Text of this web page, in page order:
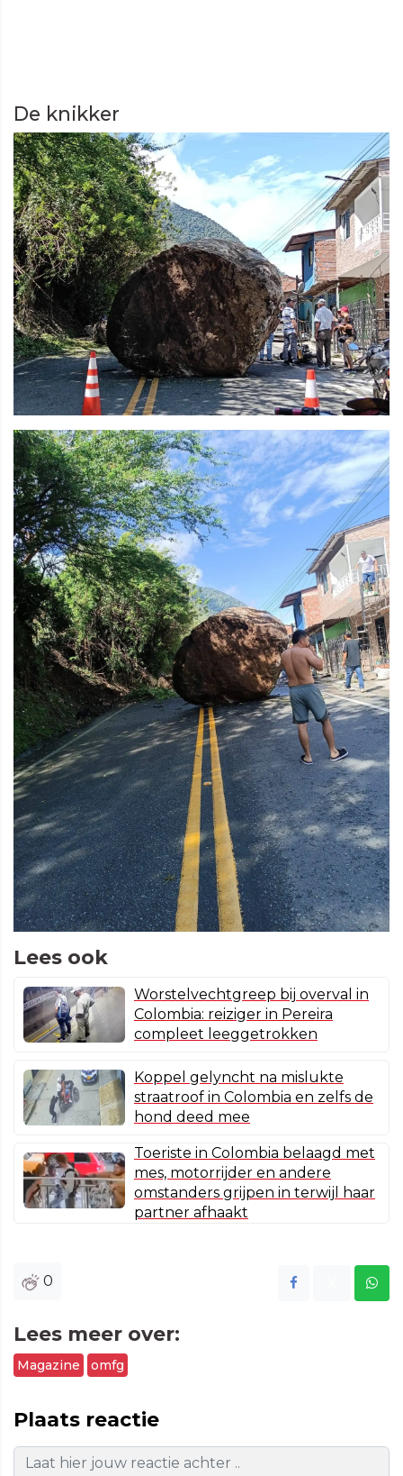
De knikker
Lees ook
Worstelvechtgreep bij overval in
Colombia: reiziger in Pereira
compleet leeggetrokken
Koppel gelyncht na mislukte
straatroof in Colombia en zelfs de
hond deed mee
Toeriste in Colombia belaagd met
mes, motorrijder en andere
omstanders grijpen in terwijl haar
partner afhaakt
0
Lees meer over:
Magazine omfg
Plaats reactie